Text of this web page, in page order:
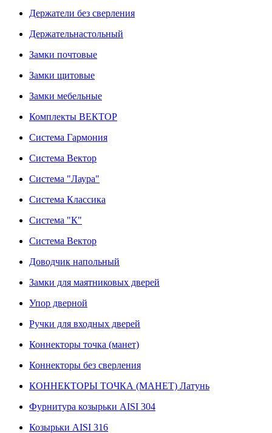
Держатели без сверления
Держательнастольный
Замки почтовые
Замки щитовые
Замки мебельные
Комплекты ВЕКТОР
Система Гармония
Система Вектор
Система "Лаура"
Система Классика
Система "К"
Система Вектор
Доводчик напольный
Замки для маятниковых дверей
Упор дверной
Ручки для входных дверей
Коннекторы точка (манет)
Коннекторы без сверления
КОННЕКТОРЫ ТОЧКА (МАНЕТ) Латунь
Фурнитура козырьки AISI 304
Козырьки AISI 316